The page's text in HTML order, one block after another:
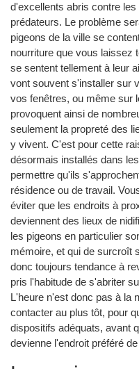
d'excellents abris contre
prédateurs. Le problème
pigeons de la ville se
nourriture que vous laissez
se sentent tellement à leur
vont souvent s'installer sur
vos fenêtres, ou même sur
provoquent ainsi de
seulement la propreté des
y vivent. C'est pour cette
désormais installés dans
permettre qu'ils
résidence ou de travail.
éviter que les endroits à
deviennent des lieux de
les pigeons en particulier
mémoire, et qui de surcroît
donc toujours tendance à
pris l'habitude de s'abriter
L'heure n'est donc pas à la
contacter au plus tôt, pour
dispositifs adéquats, avant
devienne l'endroit préféré